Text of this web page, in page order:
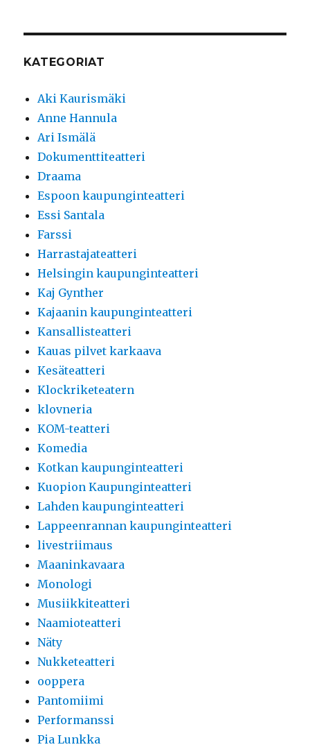
KATEGORIAT
Aki Kaurismäki
Anne Hannula
Ari Ismälä
Dokumenttiteatteri
Draama
Espoon kaupunginteatteri
Essi Santala
Farssi
Harrastajateatteri
Helsingin kaupunginteatteri
Kaj Gynther
Kajaanin kaupunginteatteri
Kansallisteatteri
Kauas pilvet karkaava
Kesäteatteri
Klockriketeatern
klovneria
KOM-teatteri
Komedia
Kotkan kaupunginteatteri
Kuopion Kaupunginteatteri
Lahden kaupunginteatteri
Lappeenrannan kaupunginteatteri
livestriimaus
Maaninkavaara
Monologi
Musiikkiteatteri
Naamioteatteri
Näty
Nukketeatteri
ooppera
Pantomiimi
Performanssi
Pia Lunkka